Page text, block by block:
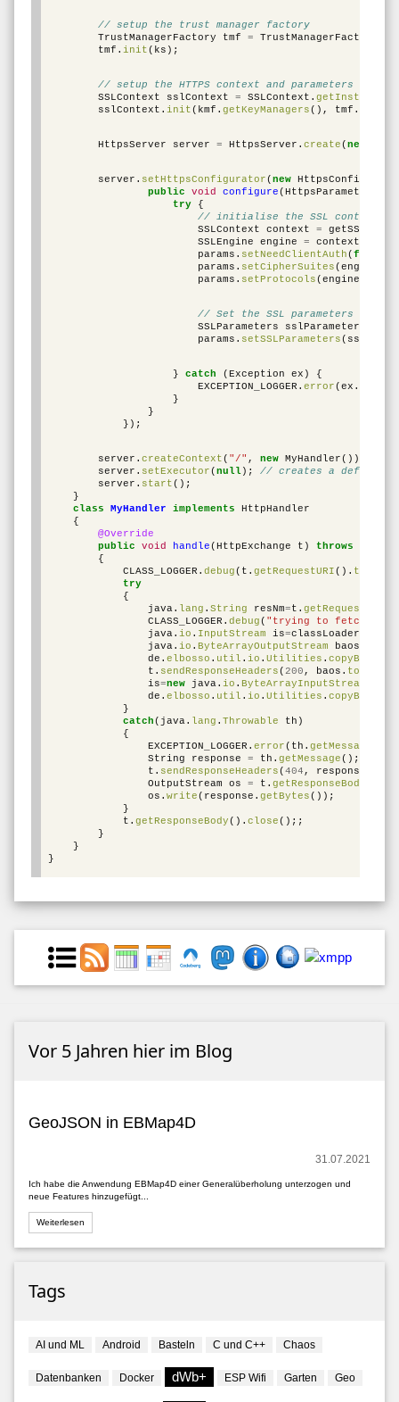
// setup the trust manager factory
TrustManagerFactory
tmf = TrustManagerFactory
tmf . init( ks );
// setup the HTTPS context and parameters
SSLContext
sslContext = SSLContext . getInstance
sslContext . init( kmf . getKeyManagers(), tmf .
HttpsServer server = HttpsServer . create(new
server . setHttpsConfigurator(new
public
void configure(HttpsParameters
try
{
// initialise the SSL context
SSLContext
context =
SSLEngine
engine = context
params . setNeedClientAuth(false
params . setCipherSuites(engine
params . setProtocols(engine
// Set the SSL parameters
SSLParameters
sslParameters
params . setSSLParameters(
} catch (Exception ex )
{
EXCEPTION_LOGGER . error(ex .
}
}
});
server . createContext( "/" , new MyHandler());
server . setExecutor(null);
// creates a default
server . start();
}
class
MyHandler implements
HttpHandler
{
@Override
public
void handle(HttpExchange t ) throws
{
CLASS_LOGGER . debug( t . getRequestURI().
try
{
java. lang . String resNm=t . getRequestURI
CLASS_LOGGER . debug( "trying to fetch
java. io . InputStream is=
java. io . ByteArrayOutputStream baos
de . elbosso . util . io . Utilities .
t . sendResponseHeaders(200 , baos .
is=new java. io . ByteArrayInputStream
de . elbosso . util . io . Utilities .
}
catch( java. lang . Throwable th )
{
EXCEPTION_LOGGER . error( th . getMessage
String
response = th . getMessage();
t . sendResponseHeaders(404 , response
OutputStream
os = t . getResponseBody
os . write( response . getBytes());
}
t . getResponseBody(). close();;
}
}
}
Vor 5 Jahren hier im Blog
GeoJSON in EBMap4D
31.07.2021
Ich habe die Anwendung EBMap4D einer Generalüberholung unterzogen und
neue Features hinzugefügt...
Weiterlesen
Tags
AI und ML Android Basteln C und C++ Chaos
Datenbanken Docker dWb+ ESP Wifi Garten Geo